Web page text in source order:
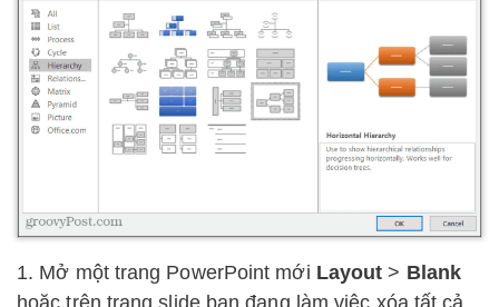
1. Mở một trang PowerPoint mới Layout > Blank
hoặc trên trang slide bạn đang làm việc xóa tất cả